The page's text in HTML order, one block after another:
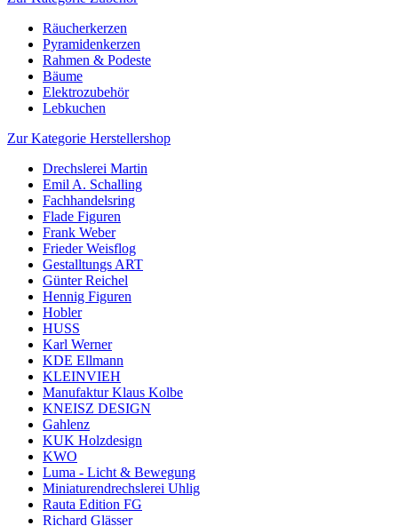
Räucherkerzen
Pyramidenkerzen
Rahmen & Podeste
Bäume
Elektrozubehör
Lebkuchen
Zur Kategorie Herstellershop
Drechslerei Martin
Emil A. Schalling
Fachhandelsring
Flade Figuren
Frank Weber
Frieder Weisflog
Gestalltungs ART
Günter Reichel
Hennig Figuren
Hobler
HUSS
Karl Werner
KDE Ellmann
KLEINVIEH
Manufaktur Klaus Kolbe
KNEISZ DESIGN
Gahlenz
KUK Holzdesign
KWO
Luma - Licht & Bewegung
Miniaturendrechslerei Uhlig
Rauta Edition FG
Richard Glässer